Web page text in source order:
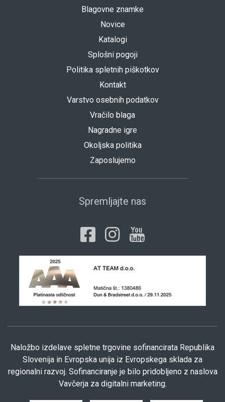
Blagovne znamke
Novice
Katalogi
Splošni pogoji
Politika spletnih piškotkov
Kontakt
Varstvo osebnih podatkov
Vračilo blaga
Nagradne igre
Okoljska politika
Zaposlujemo
Spremljajte nas
Naložbo izdelave spletne trgovine sofinancirata Republika
Slovenija in Evropska unija iz Evropskega sklada za
regionalni razvoj. Sofinanciranje je bilo pridobljeno z naslova
Vavčerja za digitalni marketing.